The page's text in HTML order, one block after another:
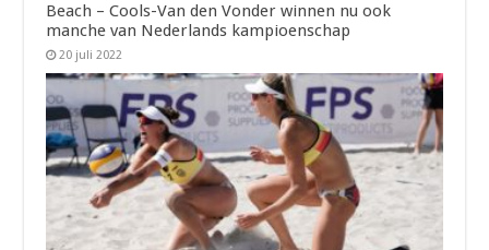
Beach – Cools-Van den Vonder winnen nu ook
manche van Nederlands kampioenschap
20 juli 2022